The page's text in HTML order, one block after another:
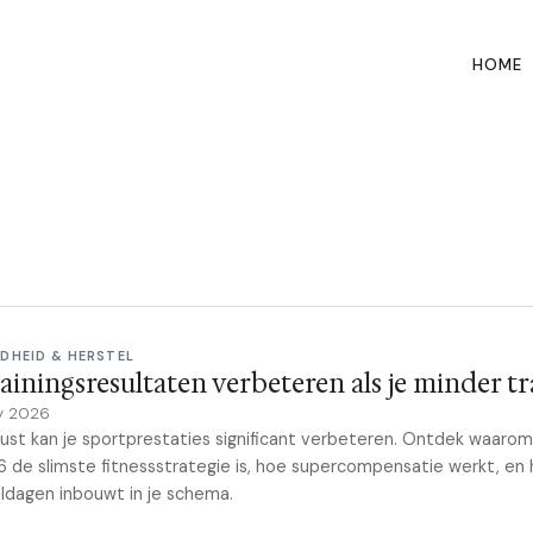
HOME
& HERSTEL
verbeteren als je minder
2026
kan je sportprestaties significant verbeteren. Ontdek
de slimste fitnessstrategie is, hoe supercompensatie werkt, en
inbouwt in je schema.